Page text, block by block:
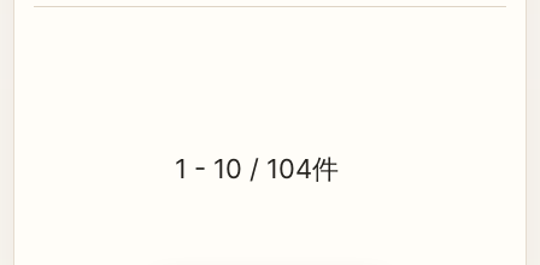
1 - 10 / 104件